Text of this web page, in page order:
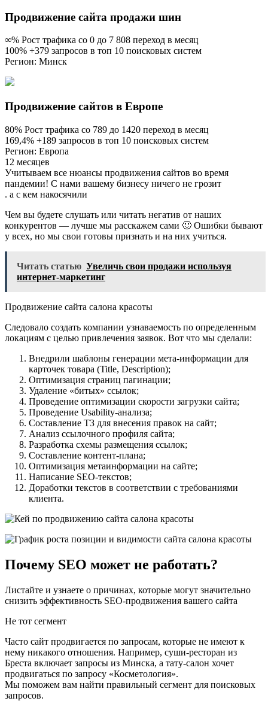
Продвижение сайта продажи шин
∞% Рост трафика со 0 до 7 808 переход в месяц
100% +379 запросов в топ 10 поисковых систем
Регион: Минск
Продвижение сайтов в Европе
80% Рост трафика со 789 до 1420 переход в месяц
169,4% +189 запросов в топ 10 поисковых систем
Регион: Европа
12 месяцев
Учитываем все нюансы продвижения сайтов во время
пандемии! С нами вашему бизнесу ничего не грозит
. а с кем накосячили
Чем вы будете слушать или читать негатив от наших
конкурентов — лучше мы расскажем сами 🙂 Ошибки бывают
у всех, но мы свои готовы признать и на них учиться.
Читать статью Увеличь свои продажи используя
интернет-маркетинг
Продвижение сайта салона красоты
Следовало создать компании узнаваемость по определенным
локациям с целью привлечения заявок. Вот что мы сделали:
Внедрили шаблоны генерации мета-информации для
карточек товара (Title, Description);
Оптимизация страниц пагинации;
Удаление «битых» ссылок;
Проведение оптимизации скорости загрузки сайта;
Проведение Usability-анализа;
Составление ТЗ для внесения правок на сайт;
Анализ ссылочного профиля сайта;
Разработка схемы размещения ссылок;
Составление контент-плана;
Оптимизация метаинформации на сайте;
Написание SEO-текстов;
Доработки текстов в соответствии с требованиями
клиента.
Почему SEO может не работать?
Листайте и узнаете о причинах, которые могут значительно
снизить эффективность SEO-продвижения вашего сайта
Не тот сегмент
Часто сайт продвигается по запросам, которые не имеют к
нему никакого отношения. Например, суши-ресторан из
Бреста включает запросы из Минска, а тату-салон хочет
продвигаться по запросу «Косметология».
Мы поможем вам найти правильный сегмент для поисковых
запросов.